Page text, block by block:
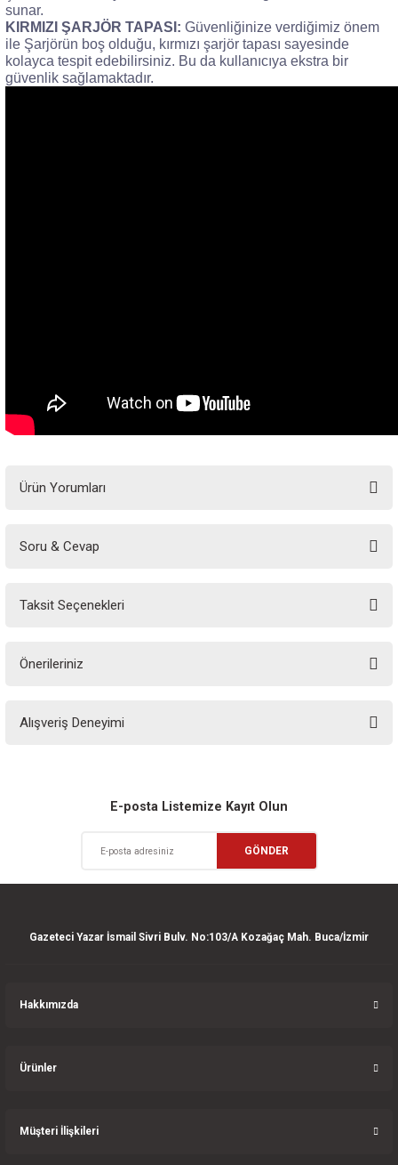
sunar.
KIRMIZI ŞARJÖR TAPASI: Güvenliğinize verdiğimiz önem
ile Şarjörün boş olduğu, kırmızı şarjör tapası sayesinde
kolayca tespit edebilirsiniz. Bu da kullanıcıya ekstra bir
güvenlik sağlamaktadır.
Ürün Yorumları
Soru & Cevap
Taksit Seçenekleri
Önerileriniz
yetersiz gördüğünüz noktaları öneri formunu kullanarak tarafımıza
Ürün resmi kalitesiz, bozuk veya görüntülenemiyor.
Ürün açıklamasında eksik bilgiler bulunuyor.
Ürün bilgilerinde hatalar bulunuyor.
Ürün fiyatı diğer sitelerden daha pahalı.
Alışveriş Deneyimi
Deneyimini Paylaş
E-posta Listemize Kayıt Olun
GÖNDER
Gazeteci Yazar İsmail Sivri Bulv. No:103/A Kozağaç Mah. Buca/İzmir
Hakkımızda
Ürünler
Müşteri İlişkileri